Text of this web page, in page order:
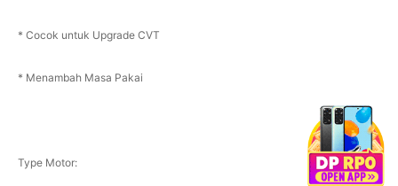
* Cocok untuk Upgrade CVT
* Menambah Masa Pakai
Type Motor: